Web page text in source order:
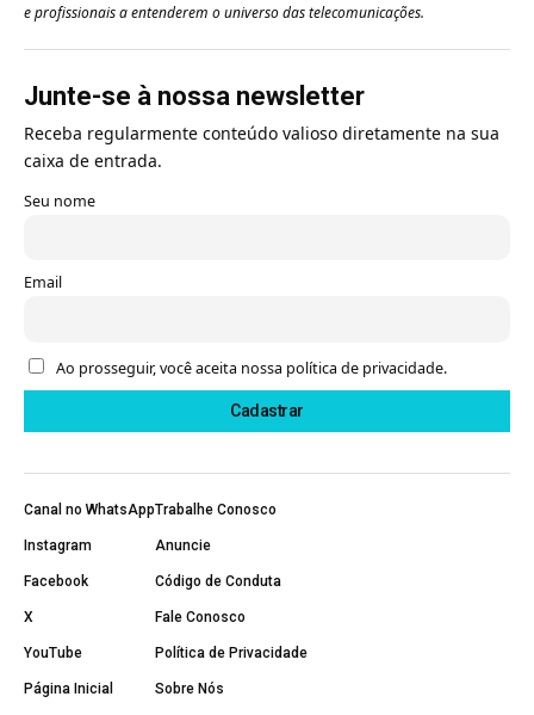
e profissionais a entenderem o universo das telecomunicações.
Junte-se à nossa newsletter
Receba regularmente conteúdo valioso diretamente na sua
caixa de entrada.
Seu nome
Email
Ao prosseguir, você aceita nossa política de privacidade.
Canal no WhatsApp
Instagram
Facebook
X
YouTube
Página Inicial
Trabalhe Conosco
Anuncie
Código de Conduta
Fale Conosco
Política de Privacidade
Sobre Nós